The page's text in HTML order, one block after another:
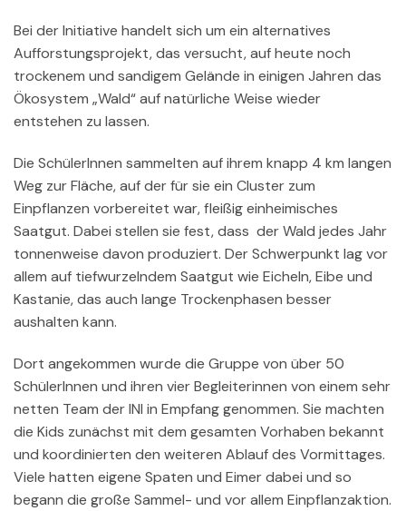
Bei der Initiative handelt sich um ein alternatives
Aufforstungsprojekt, das versucht, auf heute noch
trockenem und sandigem Gelände in einigen Jahren das
Ökosystem „Wald“ auf natürliche Weise wieder
entstehen zu lassen.
Die SchülerInnen sammelten auf ihrem knapp 4 km langen
Weg zur Fläche, auf der für sie ein Cluster zum
Einpflanzen vorbereitet war, fleißig einheimisches
Saatgut. Dabei stellen sie fest, dass der Wald jedes Jahr
tonnenweise davon produziert. Der Schwerpunkt lag vor
allem auf tiefwurzelndem Saatgut wie Eicheln, Eibe und
Kastanie, das auch lange Trockenphasen besser
aushalten kann.
Dort angekommen wurde die Gruppe von über 50
SchülerInnen und ihren vier Begleiterinnen von einem sehr
netten Team der INI in Empfang genommen. Sie machten
die Kids zunächst mit dem gesamten Vorhaben bekannt
und koordinierten den weiteren Ablauf des Vormittages.
Viele hatten eigene Spaten und Eimer dabei und so
begann die große Sammel- und vor allem Einpflanzaktion.